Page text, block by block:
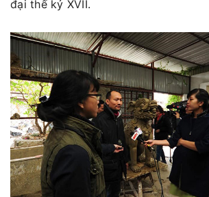
đại thế kỷ XVII.